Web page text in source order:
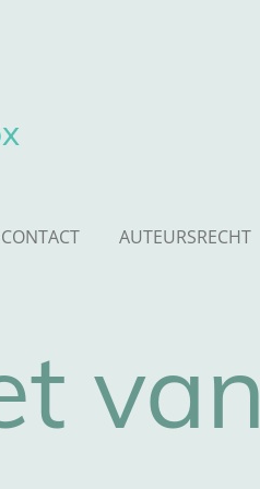
CONTACT AUTEURSRECHT
van